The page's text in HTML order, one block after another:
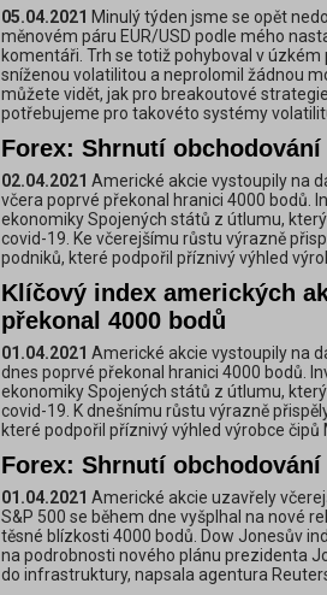
05.04.2021 Minulý týden jsme se opět
měnovém páru EUR/USD podle mého
komentáři. Trh se totiž pohyboval v
sníženou volatilitou a neprolomil žádnou
můžete vidět, jak pro breakoutové
potřebujeme pro takovéto systémy
Forex: Shrnutí obchodování
02.04.2021 Americké akcie vystoupily na
včera poprvé překonal hranici 4000 bodů.
ekonomiky Spojených států z útlumu,
covid-19. Ke včerejšímu růstu výrazně
podniků, které podpořil příznivý výhled
Klíčový index amerických
překonal 4000 bodů
01.04.2021 Americké akcie vystoupily na
dnes poprvé překonal hranici 4000 bodů.
ekonomiky Spojených států z útlumu,
covid-19. K dnešnímu růstu výrazně
které podpořil příznivý výhled výrobce čipů
Forex: Shrnutí obchodování
01.04.2021 Americké akcie uzavřely
S&P 500 se během dne vyšplhal na nové
těsné blízkosti 4000 bodů. Dow Jonesův
na podrobnosti nového plánu prezidenta
do infrastruktury, napsala agentura